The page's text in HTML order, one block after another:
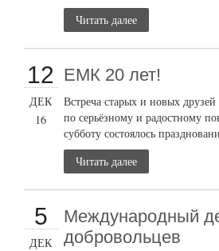
Читать далее
12
ДЕК
16
ЕМК 20 лет!
Встреча старых и новых друзей
по серьёзному и радостному
субботу состоялось
Читать далее
5
ДЕК
Международный
добровольцев